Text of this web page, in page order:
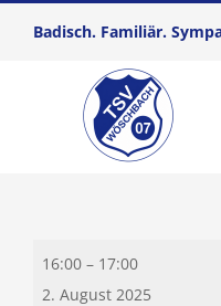
Inhalt
Badisch. Familiär.
AH
Kleinfeldturnier
16:00 – 17:00
2. August 2025